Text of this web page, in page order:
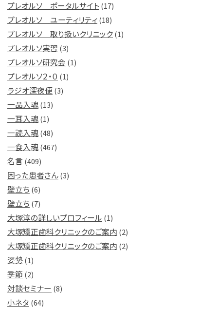
プレオルソ ポータルサイト(17)
プレオルソ ユーティリティ(18)
プレオルソ 取り扱いクリニック(1)
プレオルソ実習 (3)
プレオルソ研究会 (1)
プレオルソ２・０ (1)
ラジオ深夜便(3)
一品入魂(13)
一耳入魂(1)
一読入魂(48)
一食入魂(467)
名言 (409)
困った患者さん(3)
壁立ち (6)
壁立ち (7)
大塚淳の詳しいプロフィール (1)
大塚矯正歯科クリニックのご案内 (2)
大塚矯正歯科クリニックのご案内 (2)
姿勢(1)
季節 (2)
対談セミナー (8)
小ネタ (64)